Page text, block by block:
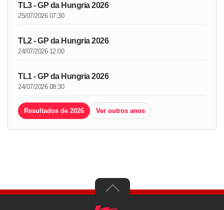
TL3 - GP da Hungria 2026
25/07/2026 07:30
TL2 - GP da Hungria 2026
24/07/2026 12:00
TL1 - GP da Hungria 2026
24/07/2026 08:30
Resultados de 2026 Ver outros anos